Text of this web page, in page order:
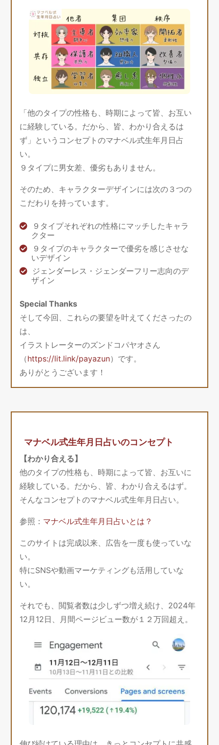
「他のタイプの性格も、時期によって皆、お互い
に経験している。だから、皆、わかり合えるは
ず」というコンセプトのマナベル式生年月日占
い。
９タイプに男女差、優劣もありません。
そのため、キャラクターデザインには次の３つの
こだわりを持っています。
９タイプそれぞれの性格にマッチしたキャラ
クター
９タイプのキャラクターで優劣を感じさせな
いデザイン
ジェンダーレス・ジェンダーフリー志向のデ
ザイン
Special Thanks
そして今回、これらの要望を叶えてくださったの
は、
イラストレーターのズンドコパヤオさん
（https://lit.link/payazun）です。
ありがとうございます！
マナベル式生年月日占いのコンセプト
【わかり合える】
他のタイプの性格も、時期によって皆、お互いに
経験している。だから、皆、わかり合えるはず。
そんなコンセプトのマナベル式生年月日占い。
参照： マナベル式生年月日占いとは？
このサイトは完成以来、広告を一度も使っていな
い。
特にSNSや動画マーケティングも活用していな
い。
それでも、閲覧者数は少しずつ増え続け、2024年
12月12日、月間ページビュー数が１２万回超え。